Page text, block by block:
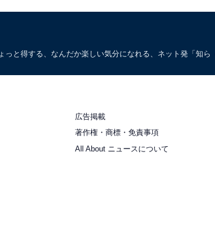
と得する、なんだか楽しい気分になれる、ネット発「知ら
広告掲載
著作権・商標・免責事項
All About ニュースについて